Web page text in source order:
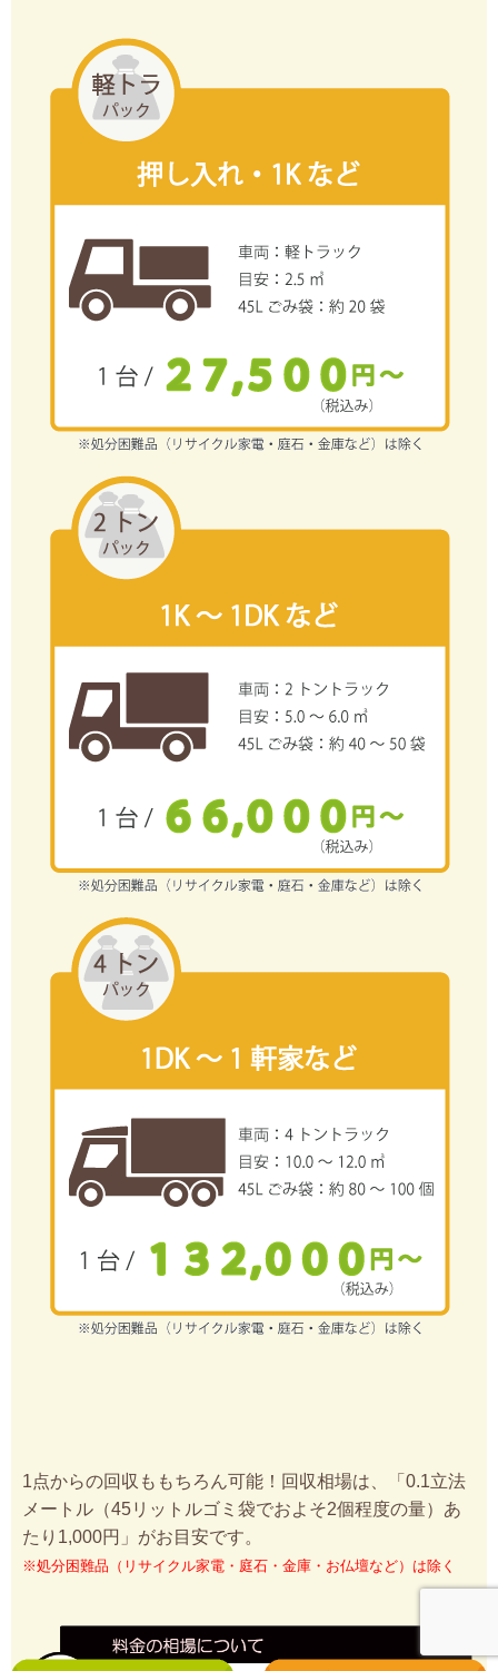
1点からの回収ももちろん可能！回収相場は、「0.1立法
メートル（45リットルゴミ袋でおよそ2個程度の量）あ
たり1,000円」がお目安です。
※処分困難品（リサイクル家電・庭石・金庫・お仏壇など）は除く